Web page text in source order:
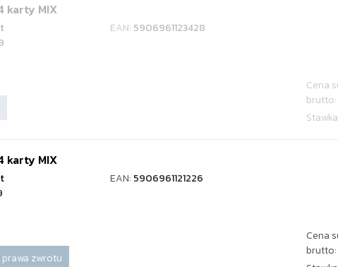
karty MIX
EAN: 5906961123428
Cena
brutto:
karty MIX
EAN: 5906961121226
prawa zwrotu
Cena
brutto: